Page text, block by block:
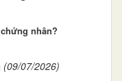
nhân?
(09/07/2026)